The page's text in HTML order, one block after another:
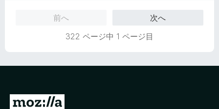
前へ
次へ
322 ページ中 1 ページ目
M